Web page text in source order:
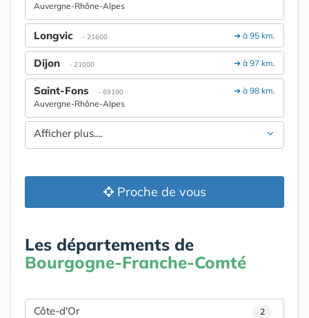
Auvergne-Rhône-Alpes
➔ à 95 km.
Longvic - 21600
➔ à 97 km.
Dijon - 21000
➔ à 98 km.
Saint-Fons - 69190
Auvergne-Rhône-Alpes
Afficher plus....
Proche de vous
Les départements de
Bourgogne-Franche-Comté
Côte-d'Or 2